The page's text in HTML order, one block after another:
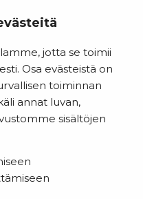
jotta se toimii
Osa evästeistä on
toiminnan
annat luvan,
sisältöjen
liitto